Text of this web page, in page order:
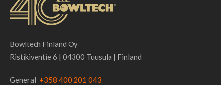
Bowltech Finland Oy
Ristikiventie 6 | 04300 Tuusula | Finland
General: +358 400 201 043